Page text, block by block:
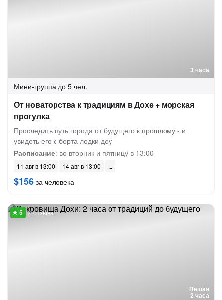
3 часа
Мини-группа до 5 чел.
От новаторства к традициям в Дохе + морская
прогулка
Проследить путь города от будущего к прошлому - и
увидеть его с борта лодки доу
Расписание: во вторник и пятницу в 13:00
11 авг в 13:00 14 авг в 13:00
$156 за человека
Пешая
2 часа
2 отзыва